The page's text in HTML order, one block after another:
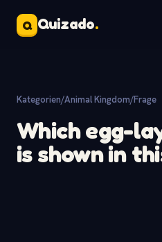
Q Quizado.
Kategorien/Animal Kingdom/Frage
Which egg-
is shown in